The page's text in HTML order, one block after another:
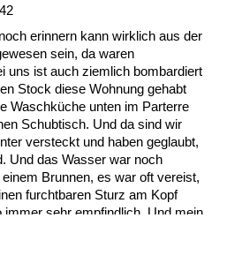
erinnern kann wirklich aus der
sein, da waren
uns ist auch ziemlich bombardiert
Stock diese Wohnung gehabt
Waschküche unten im Parterre
Schubtisch. Und da sind wir
versteckt und haben geglaubt,
Und das Wasser war noch
Brunnen, es war oft vereist,
furchtbaren Sturz am Kopf
sehr empfindlich. Und mein